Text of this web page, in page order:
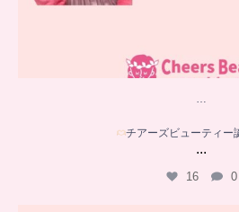
…
チアーズビューティー
...
16 0